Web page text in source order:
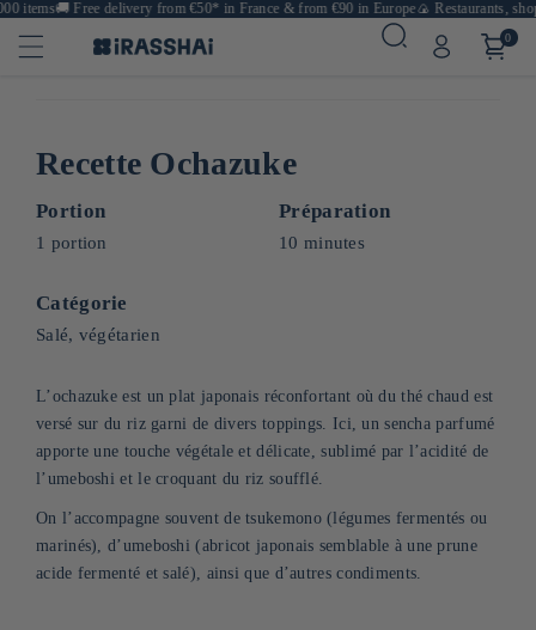
items🚚Free delivery from €50* in France & from €90 in Europe🍙 Restaurants,
0
Recette Ochazuke
Portion
1 portion
Préparation
10 minutes
Catégorie
Salé, végétarien
L’ochazuke est un plat japonais réconfortant où du thé chaud est
versé sur du riz garni de divers toppings. Ici, un sencha parfumé
apporte une touche végétale et délicate, sublimé par l’acidité de
l’umeboshi et le croquant du riz soufflé.
On l’accompagne souvent de tsukemono (légumes fermentés ou
marinés), d’umeboshi (abricot japonais semblable à une prune
acide fermenté et salé), ainsi que d’autres condiments.